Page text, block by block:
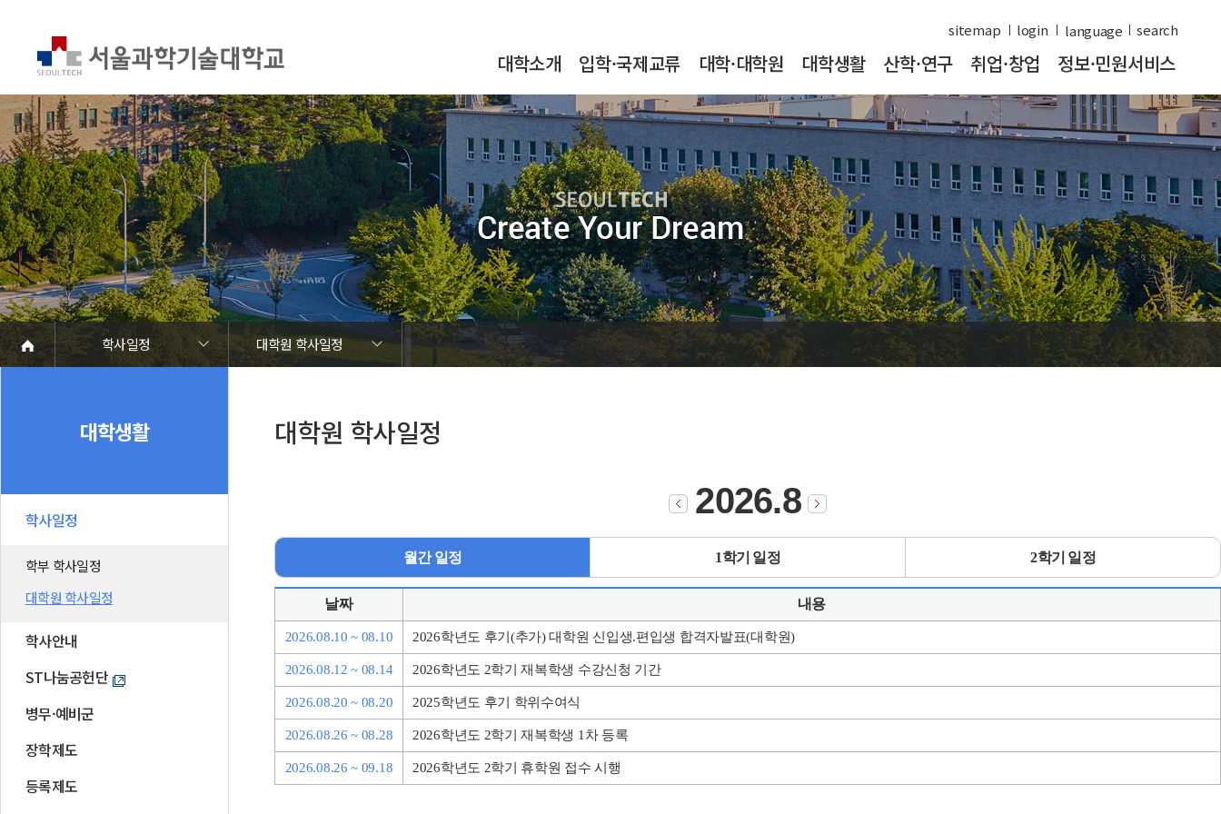
sitemap login search
대학소개 입학·국제교류 대학·대학원 대학생활 산학·연구 취업·창업 정보·민원서비스
학사일정
학사일정
학사안내
ST나눔공헌단
병무·예비군
장학제도
등록제도
학생지원
시설이용
학생활동 통합캘린더
대학원 학사일정
학부 학사일정
대학원 학사일정
대학생활
학사일정
학부 학사일정
대학원 학사일정
학사안내
ST나눔공헌단
병무·예비군
장학제도
등록제도
대학원 학사일정
2026.8
월간 일정 1학기 일정 2학기 일정
날짜 내용
2026.08.10 ~ 08.10 2026학년도 후기(추가) 대학원 신입생.편입생 합격자발표(대학원)
2026.08.12 ~ 08.14 2026학년도 2학기 재복학생 수강신청 기간
2026.08.20 ~ 08.20 2025학년도 후기 학위수여식
2026.08.26 ~ 08.28 2026학년도 2학기 재복학생 1차 등록
2026.08.26 ~ 09.18 2026학년도 2학기 휴학원 접수 시행